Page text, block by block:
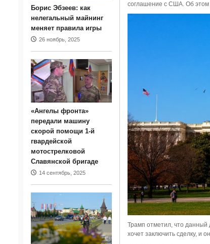
соглашение с США. Об этом
Трамп отметил, что данный
хочет заключить сделку, и
Борис Эбзеев: как
нелегальный майнинг
меняет правила игры
26 ноябрь, 2025
«Ангелы фронта»
передали машину
скорой помощи 1-й
гвардейской
мотострелковой
Славянской бригаде
14 сентябрь, 2025